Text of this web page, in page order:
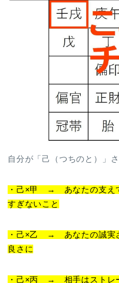
自分が「己（つちのと）」
・己×甲 → あなたの支え
すぎないこと
・己×乙 → あなたの誠実
良さに
・己×丙 → 相手はストレ